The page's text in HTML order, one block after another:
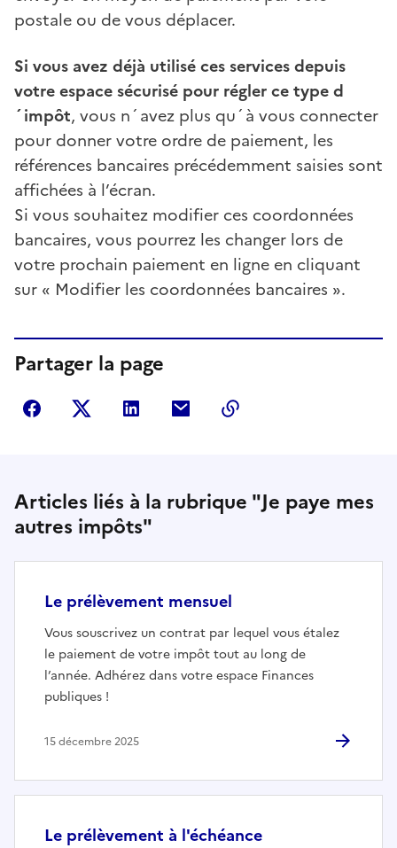
postale ou de vous déplacer.
Si vous avez déjà utilisé ces services depuis
votre espace sécurisé pour régler ce type d
´impôt, vous n´avez plus qu´à vous connecter
pour donner votre ordre de paiement, les
références bancaires précédemment saisies sont
affichées à l’écran.
Si vous souhaitez modifier ces coordonnées
bancaires, vous pourrez les changer lors de
votre prochain paiement en ligne en cliquant
sur « Modifier les coordonnées bancaires ».
Partager la page
Partager sur Facebook
Partager sur Twitter
Partager sur LinkedIn
Partager par courriel
Articles liés à la rubrique "Je paye mes
autres impôts"
Le prélèvement mensuel
Vous souscrivez un contrat par lequel vous étalez
le paiement de votre impôt tout au long de
l’année. Adhérez dans votre espace Finances
publiques !
15 décembre 2025
Le prélèvement à l'échéance